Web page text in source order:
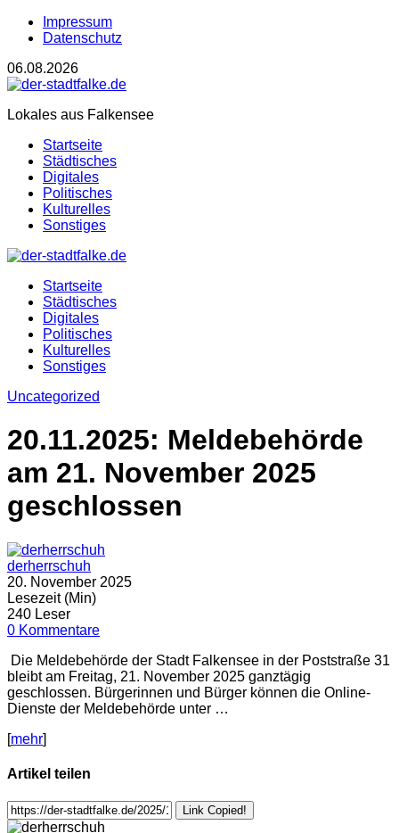
Impressum
Datenschutz
06.08.2026
Lokales aus Falkensee
Startseite
Städtisches
Digitales
Politisches
Kulturelles
Sonstiges
Startseite
Städtisches
Digitales
Politisches
Kulturelles
Sonstiges
Uncategorized
20.11.2025: Meldebehörde
am 21. November 2025
geschlossen
derherrschuh
20. November 2025
Lesezeit (Min)
240 Leser
0 Kommentare
Die Meldebehörde der Stadt Falkensee in der Poststraße 31
bleibt am Freitag, 21. November 2025 ganztägig
geschlossen. Bürgerinnen und Bürger können die Online-
Dienste der Meldebehörde unter …
[mehr]
Artikel teilen
Link Copied!